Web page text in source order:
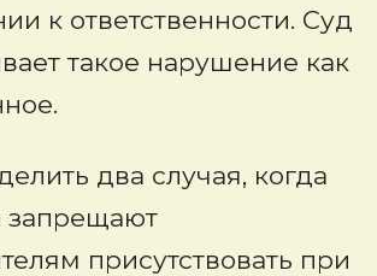
к ответственности. Суд
такое нарушение как
два случая, когда
запрещают
присутствовать при